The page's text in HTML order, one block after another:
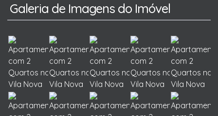
Galeria de Imagens do Imóvel